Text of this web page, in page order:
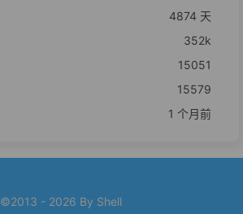
4874 天
352k
15051
15579
1 个月前
©2013 - 2026 By Shell